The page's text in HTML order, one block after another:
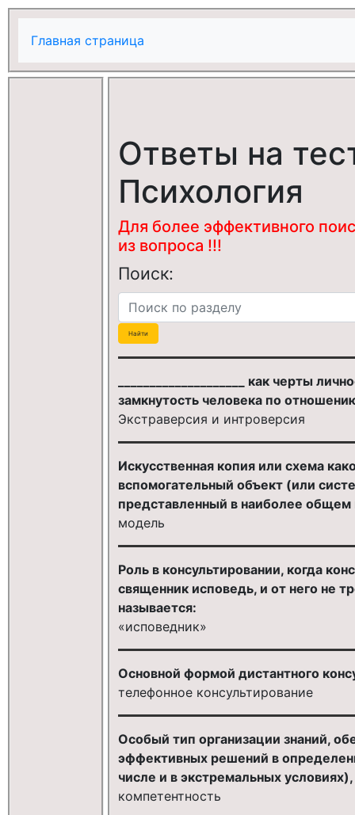
Главная страница
Ответы на
Психология
Для более эффективного
из вопроса !!!
Поиск:
____________________ как черты
замкнутость человека по
Экстраверсия и интроверсия
Искусственная копия или схема
вспомогательный объект (или
представленный в наиболее
модель
Роль в консультировании, когда
священник исповедь, и от него не
называется:
«исповедник»
Основной формой дистантного
телефонное консультирование
Особый тип организации знаний,
эффективных решений в
числе и в экстремальных
компетентность